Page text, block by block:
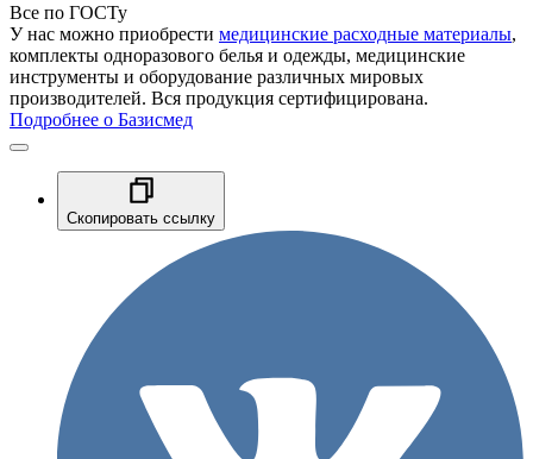
Все по ГОСТу
У нас можно приобрести медицинские расходные материалы,
комплекты одноразового белья и одежды, медицинские
инструменты и оборудование различных мировых
производителей. Вся продукция сертифицирована.
Подробнее о Базисмед
Скопировать ссылку